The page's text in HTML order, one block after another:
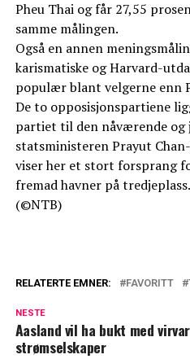
Pheu Thai og får 27,55
samme målingen.
Også en annen
karismatiske og Harvard-
populær blant velgerne enn
De to opposisjonspartiene
partiet til den nåværende
statsministeren Prayut
viser her et stort forsprang
fremad havner på tredjeplass.
(©NTB)
RELATERTE EMNER: FAVORITT
NESTE
Aasland vil ha bukt med
strømselskaper